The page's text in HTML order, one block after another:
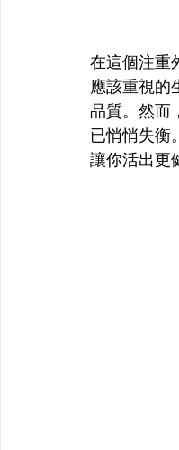
在這個注重
應該重視的
品質。然而
已悄悄失衡
讓你活出更